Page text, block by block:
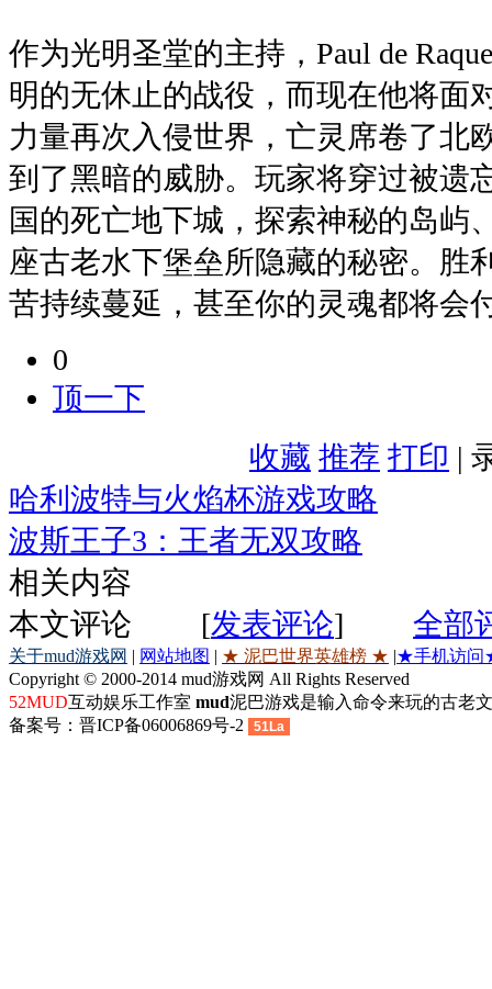
作为光明圣堂的主持，Paul de
明的无休止的战役，而现在他将面
力量再次入侵世界，亡灵席卷了北
到了黑暗的威胁。玩家将穿过被遗
国的死亡地下城，探索神秘的岛屿
座古老水下堡垒所隐藏的秘密。胜
苦持续蔓延，甚至你的灵魂都将会
0
顶一下
收藏 推荐 打印 |
哈利波特与火焰杯游戏攻略
波斯王子3：王者无双攻略
相关内容
本文评论 [发表评论] 全部
关于mud游戏网 | 网站地图 | ★ 泥巴世界英雄榜 ★ |★手机访
Copyright © 2000-2014 mud游戏网 All Rights Reserved
52MUD互动娱乐工作室 mud泥巴游戏是输入命令来玩的古老
备案号：晋ICP备06006869号-2
51La